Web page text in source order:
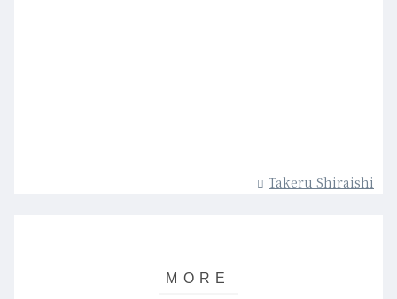
Takeru Shiraishi